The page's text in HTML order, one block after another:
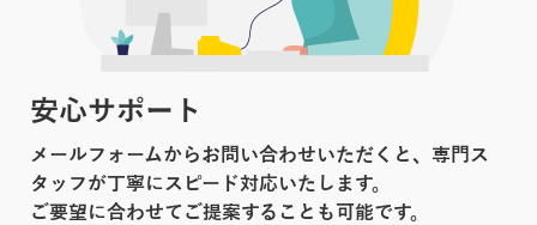
安心サポート
メールフォームからお問い合わせいただくと、専門ス
タッフが丁寧にスピード対応いたします。
ご要望に合わせてご提案することも可能です。